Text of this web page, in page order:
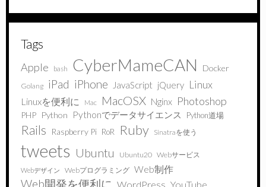
Tags
Apple bash CyberMameCAN Docker
Golang iPad iPhone JavaScript jQuery Linux
Linuxを便利に Mac MacOSX Nginx Photoshop
PHP Python Pythonでデータサイエンス Python道場
Rails Raspberry Pi RoR Ruby Sinatraを使う
tweets Ubuntu Ubuntu20 Webサービス
Webデザイン Webプログラミング Web制作
Web開発を便利に WordPress YouTube